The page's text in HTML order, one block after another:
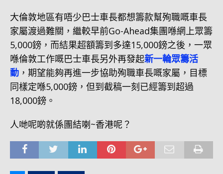
大倫敦地區有唔少巴士車長都想籌款幫殉職嘅車長
家屬渡過難關，繼較早前Go-Ahead集團喺網上眾籌
5,000鎊，而結果超額籌到多達15,000鎊之後，一眾
喺倫敦工作嘅巴士車長另外再發起新一輪眾籌活
動 ，期望能夠再進一步協助殉職車長嘅家屬，目標
同樣定喺5,000鎊，但到截稿一刻已經籌到超過
18,000鎊。
人哋呢啲就係團結喇~香港呢？